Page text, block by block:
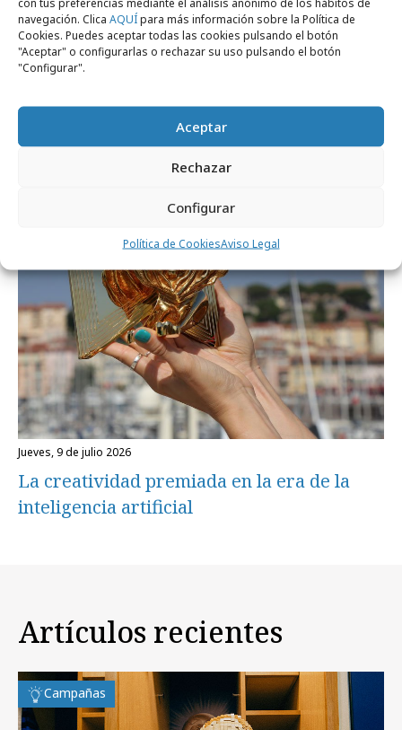
navegación. Clica AQUÍpara más información sobre la Política de
Cookies. Puedes aceptar todas las cookies pulsando el botón
"Aceptar" o configurarlas o rechazar su uso pulsando el botón
"Configurar".
Aceptar
Rechazar
Configurar
Política de CookiesAviso Legal
La nueva fórmula del éxito creativo: IA +
comunidad
jueves, 9 de julio 2026
La creatividad premiada en la era de la
inteligencia artificial
Artículos recientes
Campañas